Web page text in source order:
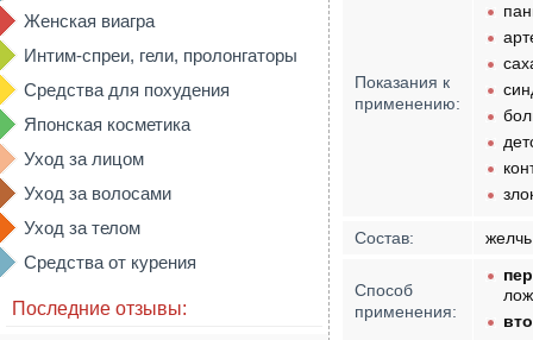
Женская виагра
Интим-спреи, гели, пролонгаторы
Средства для похудения
Японская косметика
Уход за лицом
Уход за волосами
Уход за телом
Средства от курения
Последние отзывы:
Показания к
применению:
Состав:
Способ
применения: